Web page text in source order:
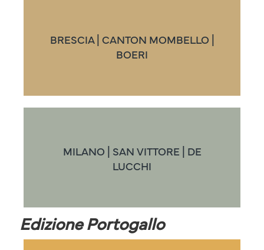
BRESCIA | CANTON MOMBELLO |
BOERI
MILANO | SAN VITTORE | DE
LUCCHI
Edizione Portogallo